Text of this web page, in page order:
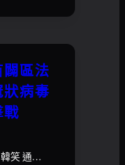
區法
病毒
戰
韓笑 通…